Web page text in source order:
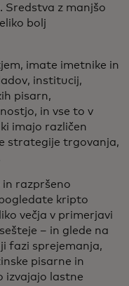
Sredstva z manjšo
bolj
imate imetnike in
institucij,
pisarn,
in vse to v
imajo različen
strategije trgovanja,
in razpršeno
kripto
večja v primerjavi
– in glede na
fazi sprejemanja,
pisarne in
izvajajo lastne